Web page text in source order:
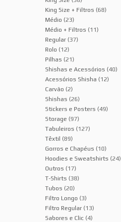
King Size + Filtros (68)
Médio (23)
Médio + Filtros (11)
Regular (37)
Rolo (12)
Pilhas (21)
Shishas e Acessórios (40)
Acessórios Shisha (12)
Carvão (2)
Shishas (26)
Stickers e Posters (49)
Storage (97)
Tabuleiros (127)
Têxtil (89)
Gorros e Chapéus (10)
Hoodies e Sweatshirts (24)
Outros (17)
T-Shirts (38)
Tubos (20)
Filtro Longo (3)
Filtro Regular (13)
Sabores e Clic (4)